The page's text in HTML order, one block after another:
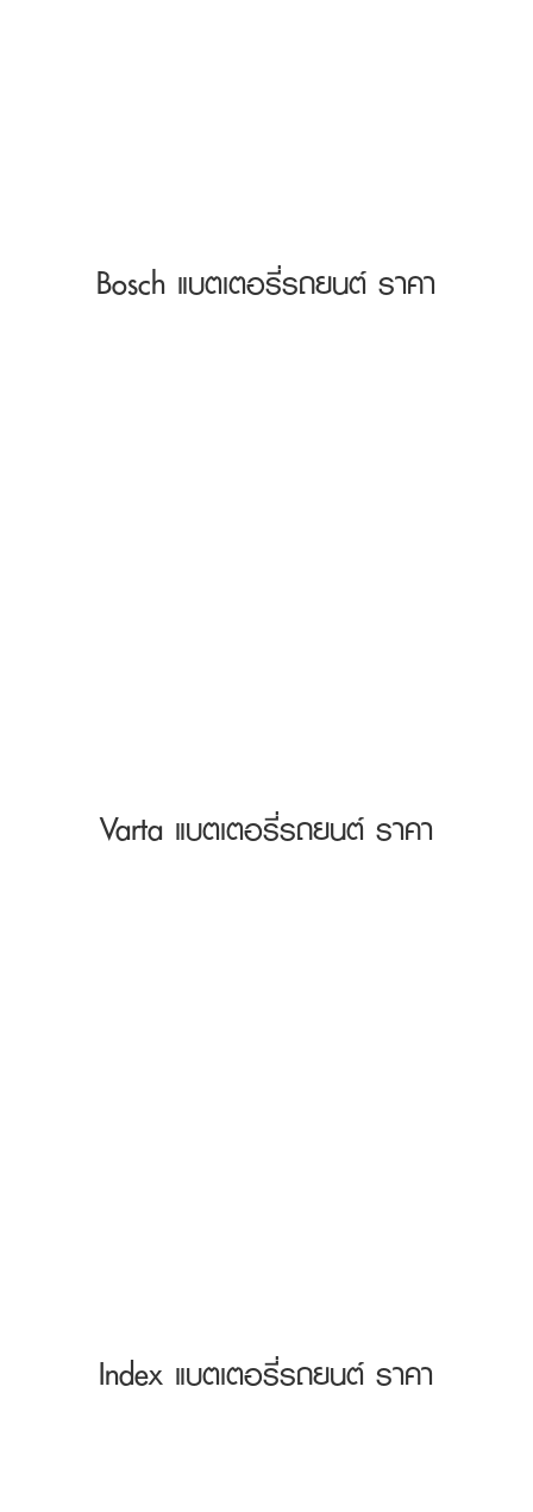
Bosch แบตเตอรี่รถยนต์ ราคา
Varta แบตเตอรี่รถยนต์ ราคา
Index แบตเตอรี่รถยนต์ ราคา